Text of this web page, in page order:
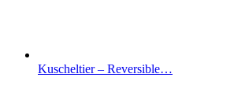
Kuscheltier – Reversible…